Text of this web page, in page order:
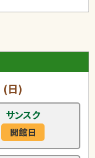
(日)
サンスク
開館日